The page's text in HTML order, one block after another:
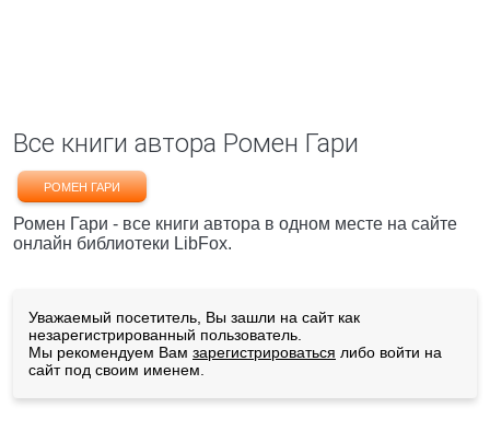
Все книги автора Ромен Гари
РОМЕН ГАРИ
Ромен Гари - все книги автора в одном месте на сайте
онлайн библиотеки LibFox.
Уважаемый посетитель, Вы зашли на сайт как
незарегистрированный пользователь.
Мы рекомендуем Вам зарегистрироваться либо войти на
сайт под своим именем.